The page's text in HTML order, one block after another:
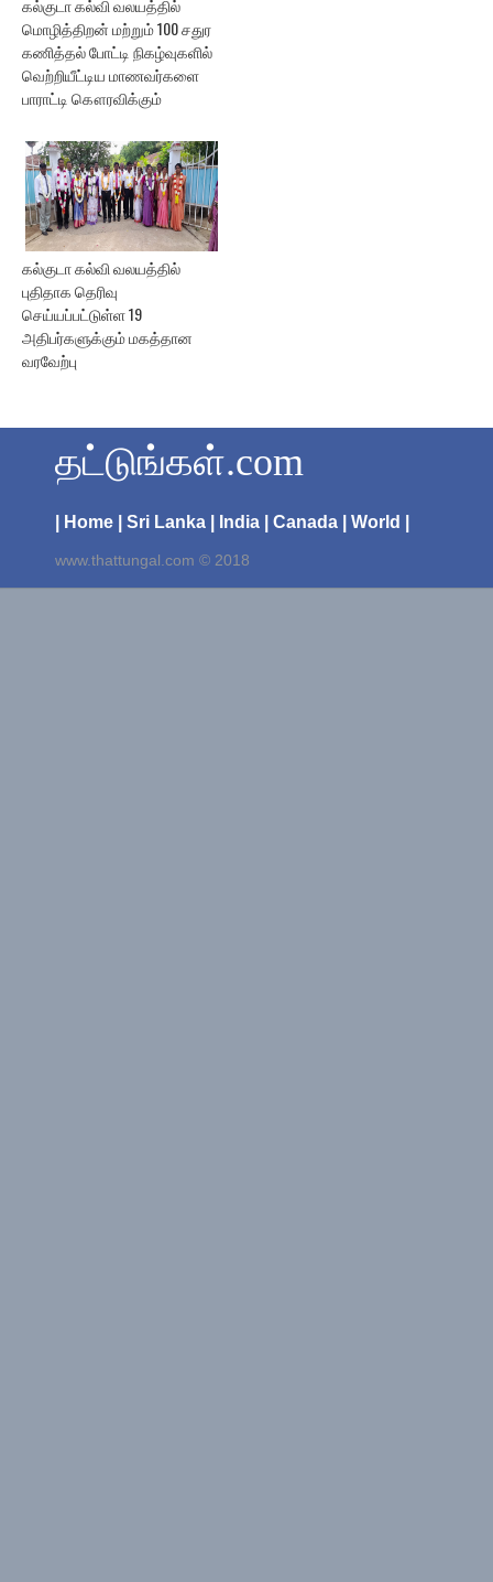
கல்குடா கல்வி வலயத்தில்
மொழித்திறன் மற்றும் 100 சதுர
கணித்தல் போட்டி நிகழ்வுகளில்
வெற்றியீட்டிய மாணவர்களை
பாராட்டி கௌரவிக்கும்
கல்குடா கல்வி வலயத்தில்
புதிதாக தெரிவு
செய்யப்பட்டுள்ள 19
அதிபர்களுக்கும் மகத்தான
வரவேற்பு
தட்டுங்கள்.com
| Home | Sri Lanka | India | Canada | World |
www.thattungal.com © 2018